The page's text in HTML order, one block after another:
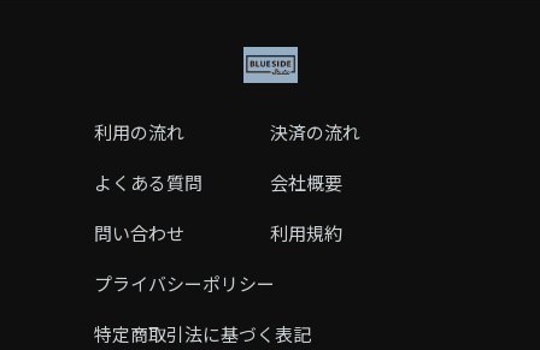
利用の流れ
決済の流れ
よくある質問
会社概要
問い合わせ
利用規約
プライバシーポリシー
特定商取引法に基づく表記